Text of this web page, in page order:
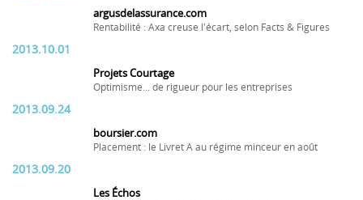
argusdelassurance.com
Rentabilité : Axa creuse l'écart, selon Facts & Figures
2013.10.01
Projets Courtage
Optimisme... de rigueur pour les entreprises
2013.09.24
boursier.com
Placement : le Livret A au régime minceur en août
2013.09.20
Les Échos